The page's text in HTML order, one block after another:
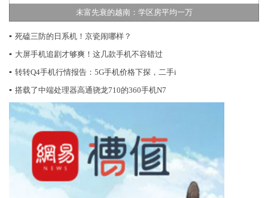
未富先衰的越南：学区房平均一万
▪ 死磕三防的日系机！京瓷闹哪样？
▪ 大屏手机追剧才够爽！这几款手机不容错过
▪ 转转Q4手机行情报告：5G手机价格下探，二手i
▪ 搭载了中端处理器高通骁龙710的360手机N7